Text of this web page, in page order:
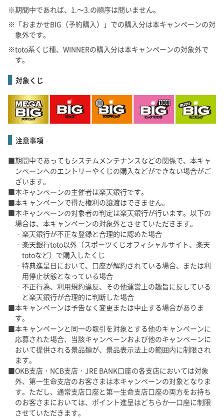
期間中であれば、1.～3.の順序は問いません。
「おまかせBIG（予約購入）」での購入分は本キャンペーンの対
象外です。
toto系くじ種、WINNERの購入分は本キャンペーンの対象外で
す。
対象くじ
注意事項
期間中であってもシステムメンテナンスなどの関係で、本キャ
ンペーンへのエントリーやくじの購入などができない場合がご
ざいます。
本キャンペーンの主催者は楽天銀行です。
本キャンペーンで得た権利の譲渡はできません。
本キャンペーンの対象者の判定は楽天銀行が行います。以下の
場合は、本キャンペーンの対象外とさせていただきます。
楽天銀行が不正な登録と合理的に認めた場合
楽天銀行toto以外（スポーツくじオフィシャルサイト、楽天
totoなど）で購入したくじ
特典進呈日において、口座が解約されている場合、または利
用停止状態となっている場合
不正行為、利用規約違反、その他運営上の趣旨に反している
と楽天銀行が合理的に判断した場合
本キャンペーンは予告なく変更または中止する場合がありま
す。
本キャンペーンと同一の取引を対象とする他のキャンペーンに
応募された場合、当該キャンペーンおよび他のキャンペーンに
おいて提供される景品類が、景品表示法上の範囲内に制限され
ます。
OKB支店・NCB支店・JRE BANK口座の各支店においては対象
外、第一生命支店のお客さまは本キャンペーンの対象となりま
す。ただし、通常支店口座と第一生命支店口座の両方をお持ち
のお客さまにおいては、ポイント進呈はどちらか一口座に制限
させていただきます。